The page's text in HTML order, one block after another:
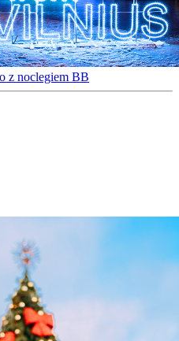
z noclegiem BB